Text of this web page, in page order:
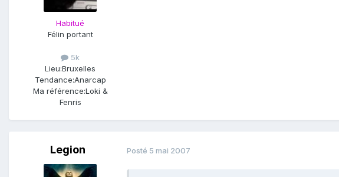
Habitué
Félin portant
5k
Lieu:Bruxelles
Tendance:Anarcap
Ma référence:Loki &
Fenris
Legion Posté 5 mai 2007